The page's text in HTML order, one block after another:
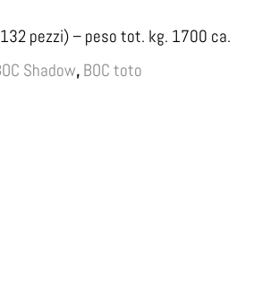
pezzi) – peso tot. kg. 1700 ca.
Shadow, BOC toto